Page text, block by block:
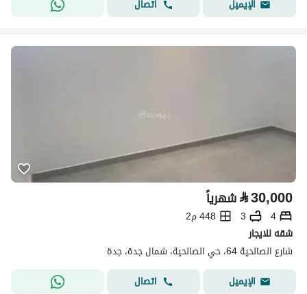
الإيميل اتصال
⃁30,000 شهرياً
4
3
448 م2
شقه للايجار
شارع الصالحية 64، حي الصالحية، شمال جدة، جدة
الإيميل
اتصال